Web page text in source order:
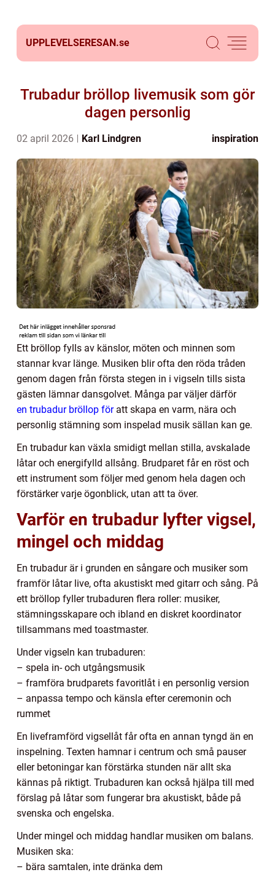
UPPLEVELSERESAN.se
Trubadur bröllop livemusik som gör
dagen personlig
02 april 2026 Karl Lindgren inspiration
Ett bröllop fylls av känslor, möten och minnen som
stannar kvar länge. Musiken blir ofta den röda tråden
genom dagen från första stegen in i vigseln tills sista
gästen lämnar dansgolvet. Många par väljer därför
en trubadur bröllop föratt skapa en varm, nära och
personlig stämning som inspelad musik sällan kan ge.
En trubadur kan växla smidigt mellan stilla, avskalade
låtar och energifylld allsång. Brudparet får en röst och
ett instrument som följer med genom hela dagen och
förstärker varje ögonblick, utan att ta över.
Varför en trubadur lyfter vigsel,
mingel och middag
En trubadur är i grunden en sångare och musiker som
framför låtar live, ofta akustiskt med gitarr och sång. På
ett bröllop fyller trubaduren flera roller: musiker,
stämningsskapare och ibland en diskret koordinator
tillsammans med toastmaster.
Under vigseln kan trubaduren:
– spela in- och utgångsmusik
– framföra brudparets favoritlåt i en personlig version
– anpassa tempo och känsla efter ceremonin och
rummet
En liveframförd vigsellåt får ofta en annan tyngd än en
inspelning. Texten hamnar i centrum och små pauser
eller betoningar kan förstärka stunden när allt ska
kännas på riktigt. Trubaduren kan också hjälpa till med
förslag på låtar som fungerar bra akustiskt, både på
svenska och engelska.
Under mingel och middag handlar musiken om balans.
Musiken ska:
– bära samtalen, inte dränka dem